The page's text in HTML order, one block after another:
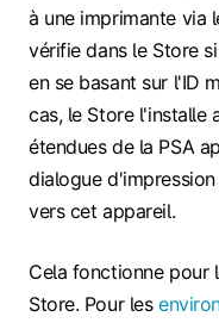
à une imprimante via
vérifie dans le Store
en se basant sur l'ID
cas, le Store l'installe
étendues de la PSA
dialogue
vers cet appareil.
Cela fonctionne pour
Store. Pour les